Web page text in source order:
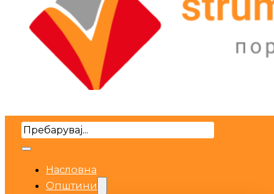
Search
Насловна
Општини